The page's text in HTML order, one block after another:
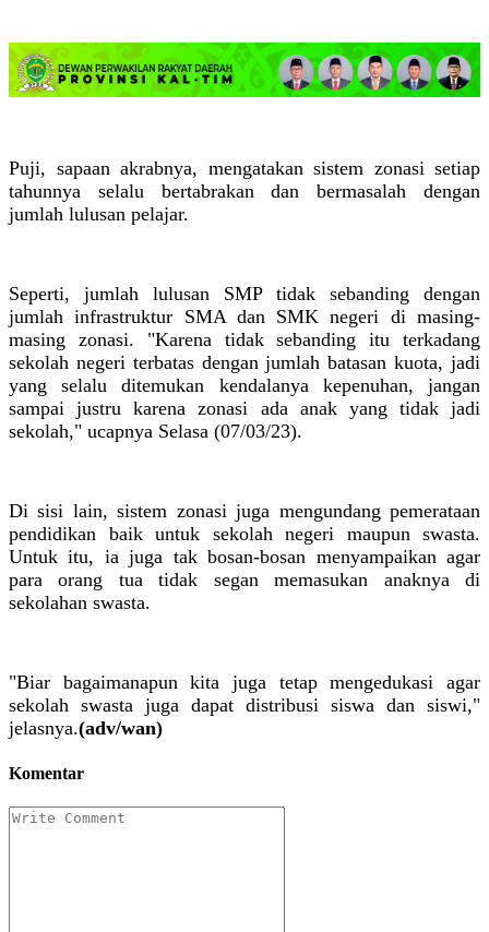
Puji, sapaan akrabnya, mengatakan sistem zonasi setiap
tahunnya selalu bertabrakan dan bermasalah dengan
jumlah lulusan pelajar.
Seperti, jumlah lulusan SMP tidak sebanding dengan
jumlah infrastruktur SMA dan SMK negeri di masing-
masing zonasi. "Karena tidak sebanding itu terkadang
sekolah negeri terbatas dengan jumlah batasan kuota, jadi
yang selalu ditemukan kendalanya kepenuhan, jangan
sampai justru karena zonasi ada anak yang tidak jadi
sekolah," ucapnya Selasa (07/03/23).
Di sisi lain, sistem zonasi juga mengundang pemerataan
pendidikan baik untuk sekolah negeri maupun swasta.
Untuk itu, ia juga tak bosan-bosan menyampaikan agar
para orang tua tidak segan memasukan anaknya di
sekolahan swasta.
"Biar bagaimanapun kita juga tetap mengedukasi agar
sekolah swasta juga dapat distribusi siswa dan siswi,"
jelasnya.(adv/wan)
Komentar